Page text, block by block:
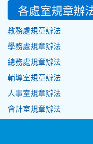
各處室規章辦
教務處規章辦法
學務處規章辦法
總務處規章辦法
輔導室規章辦法
人事室規章辦法
會計室規章辦法